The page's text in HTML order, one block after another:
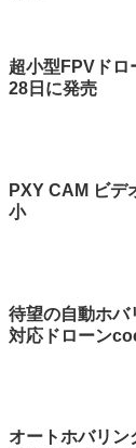
超小型FPVドロ
28日に発売
PXY CAM ビデ
小
待望の自動ホバ
対応ドローン
オートホバリン